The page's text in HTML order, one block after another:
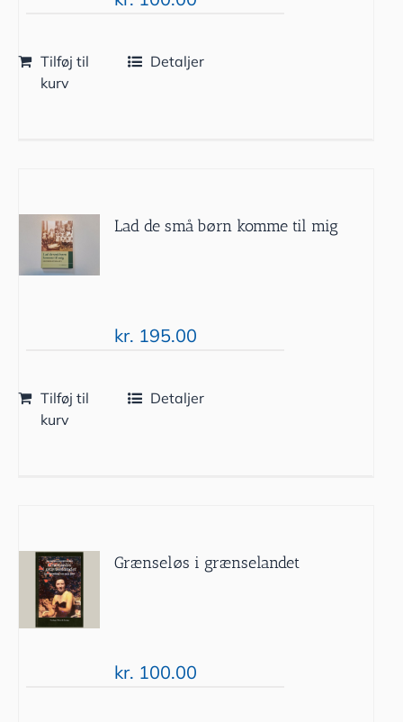
Tilføj til
kurv
Detaljer
Lad de små børn komme til mig
kr. 195.00
Tilføj til
kurv
Detaljer
Grænseløs i grænselandet
kr. 100.00